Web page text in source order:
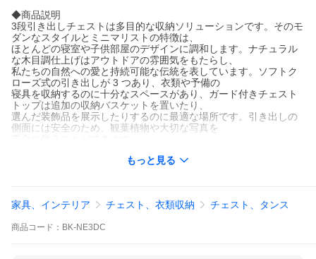
◆商品説明
3段引き出しチェストは多目的な収納ソリューションです。そのモ
ダンなスタイルとミニマリストの特徴は、
ほとんどの寝室や子供部屋のデザインに調和します。ナチュラル
な木目調仕上げはアウトドアの雰囲気をもたらし、
私たちの自然への愛と持続可能な伝統を表しています。ソフトク
ローズ式の引き出しが 3 つあり、衣類や予備の
寝具を収納するのに十分なスペースがあり、ガード付きチェスト
トップは追加の収納バスケットを置いたり、
選んだ装飾品を展示したりするのに最適な場所です。引き出しの
側面には安全のため、観葉植物や大切な写真を
す。
工木材で作られています。
もっと見る
家具、インテリア チェスト、衣類収納 チェスト、タンス
商品 コード： BK-NE3DC